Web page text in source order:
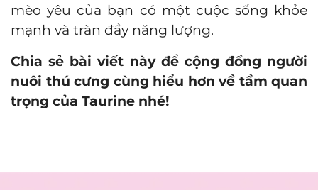
mèo yêu của bạn có một cuộc sống khỏe
mạnh và tràn đầy năng lượng.
Chia sẻ bài viết này để cộng đồng người
nuôi thú cưng cùng hiểu hơn về tầm quan
trọng của Taurine nhé!